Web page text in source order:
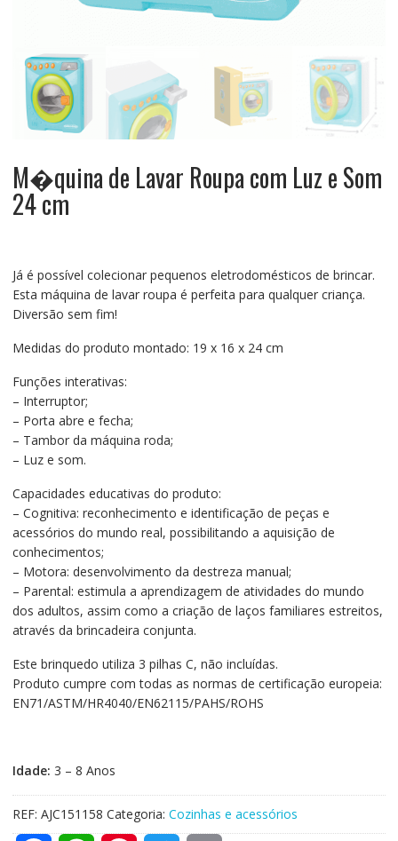
M�quina de Lavar Roupa com Luz e Som
24 cm
Já é possível colecionar pequenos eletrodomésticos de brincar.
Esta máquina de lavar roupa é perfeita para qualquer criança.
Diversão sem fim!
Medidas do produto montado: 19 x 16 x 24 cm
Funções interativas:
– Interruptor;
– Porta abre e fecha;
– Tambor da máquina roda;
– Luz e som.
Capacidades educativas do produto:
– Cognitiva: reconhecimento e identificação de peças e
acessórios do mundo real, possibilitando a aquisição de
conhecimentos;
– Motora: desenvolvimento da destreza manual;
– Parental: estimula a aprendizagem de atividades do mundo
dos adultos, assim como a criação de laços familiares estreitos,
através da brincadeira conjunta.
Este brinquedo utiliza 3 pilhas C, não incluídas.
Produto cumpre com todas as normas de certificação europeia:
EN71/ASTM/HR4040/EN62115/PAHS/ROHS
Idade: 3 – 8 Anos
REF: AJC151158 Categoria: Cozinhas e acessórios